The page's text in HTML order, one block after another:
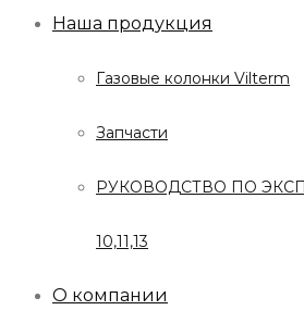
Наша продукция
Газовые колонки Vilterm
Запчасти
РУКОВОДСТВО ПО
10,11,13
О компании